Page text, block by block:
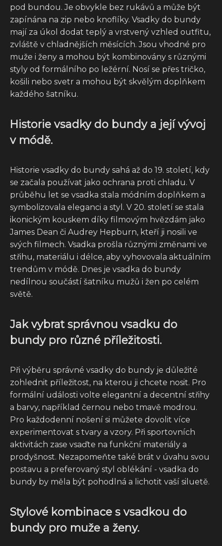
pod bundou. Je obvykle bez rukávů a může být
zapínána na zip nebo knoflíky. Vsadky do bundy
mají za úkol dodat teplý a vrstvený vzhled outfitu,
zvláště v chladnějších měsících. Jsou vhodné pro
muže i ženy a mohou být kombinovány s různými
styly od formálního po ležérní. Nosí se přes tričko,
košili nebo svetr a mohou být skvělým doplňkem
každého šatníku.
Historie vsadky do bundy a její vývoj
v módě.
Historie vsadky do bundy sahá až do 19. století, kdy
se začala používat jako ochrana proti chladu. V
průběhu let se vsadka stala módním doplňkem a
symbolizovala eleganci a styl. V 20. století se stala
ikonickým kouskem díky filmovým hvězdám jako
James Dean či Audrey Hepburn, kteří ji nosili ve
svých filmech. Vsadka prošla různými změnami ve
střihu, materiálu i délce, aby vyhovovala aktuálním
trendům v módě. Dnes je vsadka do bundy
nedílnou součástí šatníku mužů i žen po celém
světě.
Jak vybrat správnou vsadku do
bundy pro různé příležitosti.
Při výběru správné vsadky do bundy je důležité
zohlednit příležitost, na kterou ji chcete nosit. Pro
formální události volte elegantní a decentní střihy
a barvy, například černou nebo tmavě modrou.
Pro každodenní nošení si můžete dovolit více
experimentovat s tvary a vzory. Při sportovních
aktivitách zase vsaďte na funkční materiály a
prodyšnost. Nezapomeňte také brát v úvahu svou
postavu a preferovaný styl oblékání - vsadka do
bundy by měla být pohodlná a lichotit vaší siluetě.
Stylové kombinace s vsadkou do
bundy pro muže a ženy.